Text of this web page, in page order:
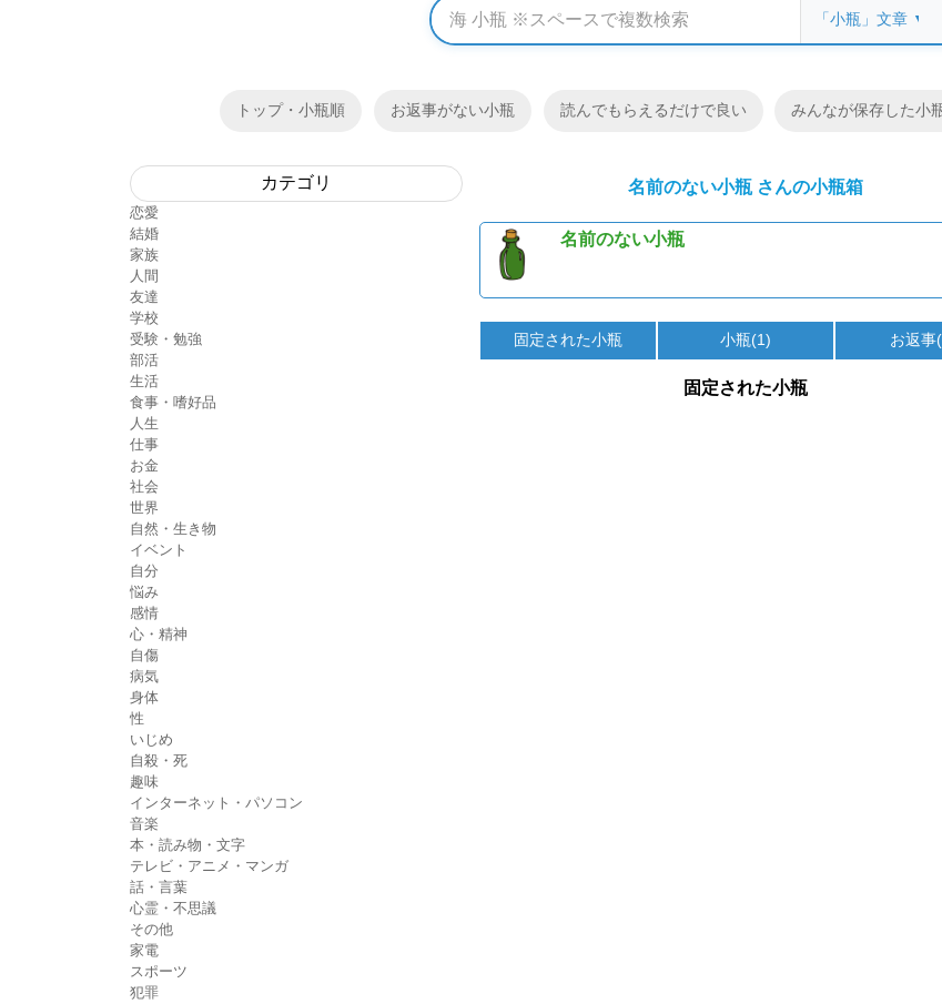
トップ・小瓶順 お返事がない小瓶 読んでもらえるだけで良い みんなが保存した小
カテゴリ
恋愛
結婚
家族
人間
友達
学校
受験・勉強
部活
生活
食事・嗜好品
人生
仕事
お金
社会
世界
自然・生き物
イベント
自分
悩み
感情
心・精神
自傷
病気
身体
性
いじめ
自殺・死
趣味
インターネット・パソコン
音楽
本・読み物・文字
テレビ・アニメ・マンガ
話・言葉
心霊・不思議
その他
家電
スポーツ
犯罪
名前のない小瓶 さんの小瓶箱
名前のない小瓶
固定された小瓶 小瓶(1) お返事
固定された小瓶